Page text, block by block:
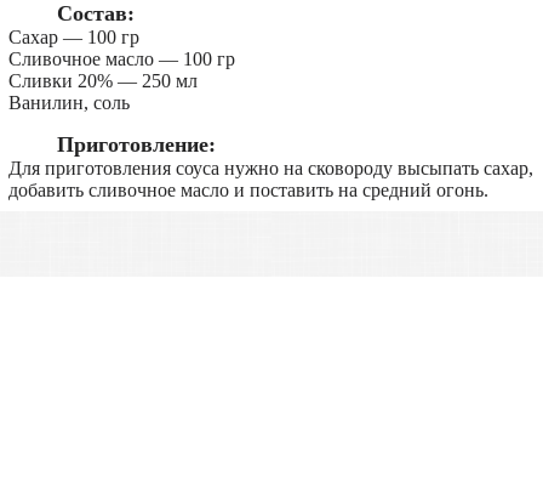
Состав:
Сахар — 100 гр
Сливочное масло — 100 гр
Сливки 20% — 250 мл
Ванилин, соль
Приготовление:
Для приготовления соуса нужно на сковороду высыпать сахар,
добавить сливочное масло и поставить на средний огонь.